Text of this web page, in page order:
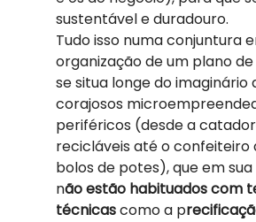
sustentável e duradouro.
Tudo isso numa conjuntura
organização de um plano
se situa longe do imaginário
corajosos
periféricos (desde a
recicláveis até o confeiteiro
bolos de potes), que em
não estão habituados com
técnicas como a p